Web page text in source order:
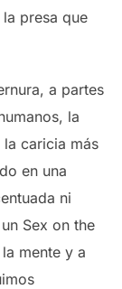
presa que
a partes
la
caricia más
en una
ni
Sex on the
mente y a